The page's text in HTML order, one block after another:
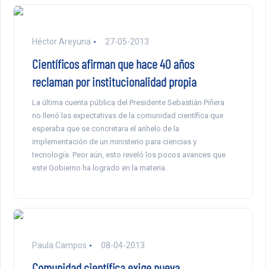
Héctor Areyuna 27-05-2013
Científicos afirman que hace 40 años
reclaman por institucionalidad propia
La última cuenta pública del Presidente Sebastián Piñera
no llenó las expectativas de la comunidad científica que
esperaba que se concretara el anhelo de la
implementación de un ministerio para ciencias y
tecnología. Peor aún, esto reveló los pocos avances que
este Gobierno ha logrado en la materia.
Paula Campos 08-04-2013